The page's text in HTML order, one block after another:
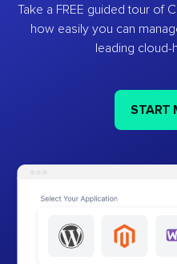
Take a FREE guided tour of
how easily you can
leading cloud-
START